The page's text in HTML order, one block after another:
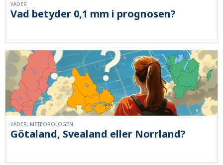
Vad betyder 0,1 mm i prognosen?
VÄDER
Götaland, Svealand eller Norrland?
VÄDER, METEOROLOGEN